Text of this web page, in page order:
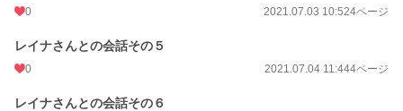
0 2021.07.03 10:524ページ
レイナさんとの会話その５
0 2021.07.04 11:444ページ
レイナさんとの会話その６